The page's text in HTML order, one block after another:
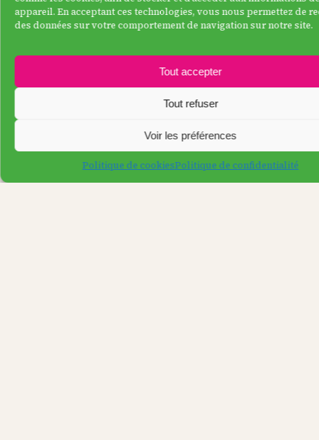
appareil. En acceptant ces technologies, vous nous permettez de
des données sur votre comportement de navigation sur notre site.
Tout accepter
Tout refuser
Voir les préférences
Politique de cookiesPolitique de confidentialité